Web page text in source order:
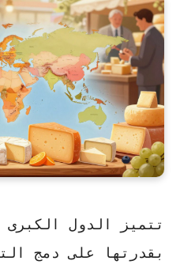
تتميز الدول
بقدرتها على دمج